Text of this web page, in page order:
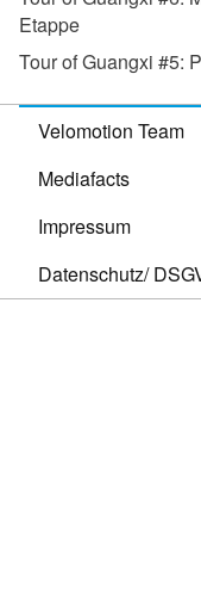
Etappe
Tour of Guangxi #5:
Velomotion Team
Mediafacts
Impressum
Datenschutz/